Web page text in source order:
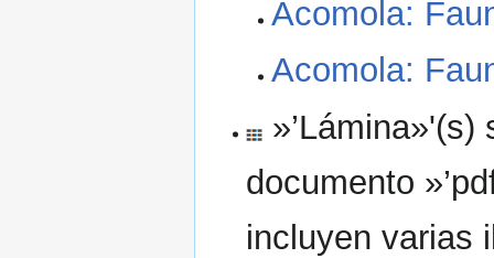
Acomola:
Acomola:
documento
incluyen varias